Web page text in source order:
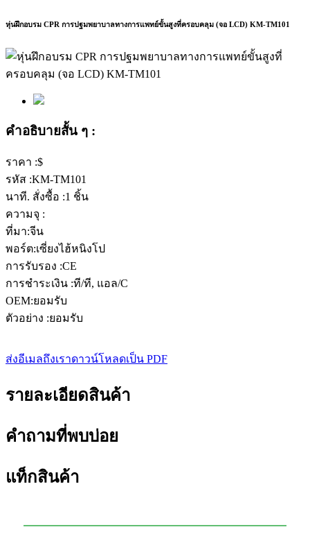
หุ่นฝึกอบรม CPR การปฐมพยาบาลทางการแพทย์ขั้นสูงที่ครอบคลุม (จอ LCD) KM-TM101
คำอธิบายสั้น ๆ :
ราคา :$
รหัส :KM-TM101
นาที. สั่งซื้อ :1 ชิ้น
ความจุ :
ที่มา:จีน
พอร์ต:เซี่ยงไฮ้หนิงโป
การรับรอง :CE
การชำระเงิน :ที/ที, แอล/C
OEM:ยอมรับ
ตัวอย่าง :ยอมรับ
ส่งอีเมลถึงเราดาวน์โหลดเป็น PDF
รายละเอียดสินค้า
คำถามที่พบบ่อย
แท็กสินค้า